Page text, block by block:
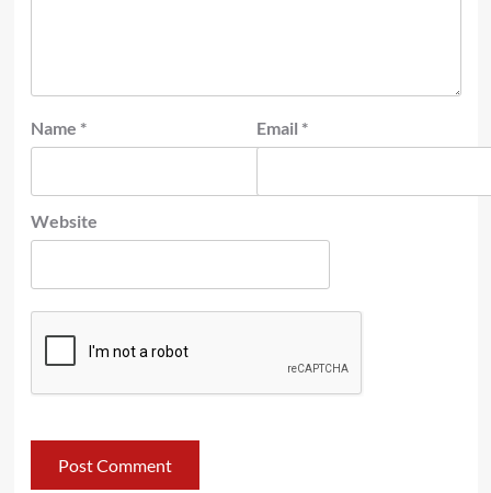
Name * Email *
Website